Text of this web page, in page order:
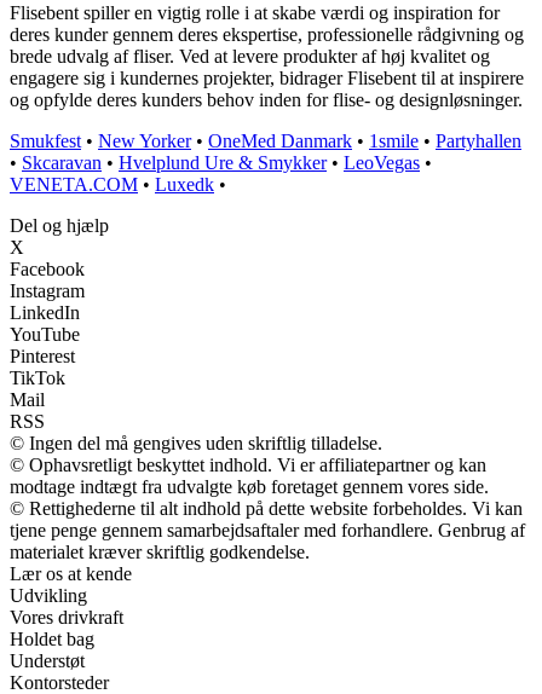
Flisebent spiller en vigtig rolle i at skabe værdi og inspiration for
deres kunder gennem deres ekspertise, professionelle rådgivning og
brede udvalg af fliser. Ved at levere produkter af høj kvalitet og
engagere sig i kundernes projekter, bidrager Flisebent til at inspirere
og opfylde deres kunders behov inden for flise- og designløsninger.
Smukfest • New Yorker• OneMed Danmark • 1smile • Partyhallen
• Skcaravan • Hvelplund Ure & Smykker• LeoVegas •
VENETA.COM • Luxedk •
Del og hjælp
X
Facebook
Instagram
LinkedIn
YouTube
Pinterest
TikTok
Mail
RSS
© Ingen del må gengives uden skriftlig tilladelse.
© Ophavsretligt beskyttet indhold. Vi er affiliatepartner og kan
modtage indtægt fra udvalgte køb foretaget gennem vores side.
© Rettighederne til alt indhold på dette website forbeholdes. Vi kan
tjene penge gennem samarbejdsaftaler med forhandlere. Genbrug af
materialet kræver skriftlig godkendelse.
Lær os at kende
Udvikling
Vores drivkraft
Holdet bag
Understøt
Kontorsteder